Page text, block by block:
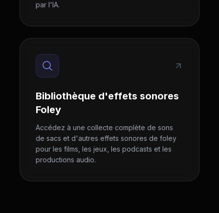
par l'IA.
Bibliothèque d'effets sonores
Foley
Accédez à une collecte complète de sons
de sacs et d'autres effets sonores de foley
pour les films, les jeux, les podcasts et les
productions audio.